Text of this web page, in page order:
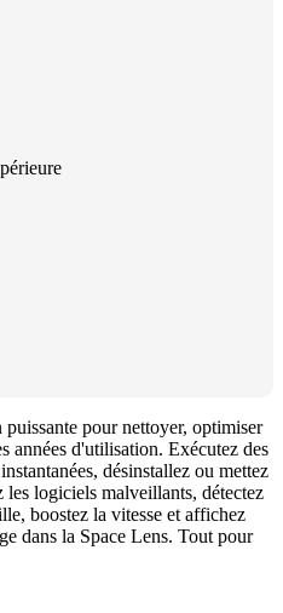
pour nettoyer, optimiser
années d'utilisation. Exécutez des
désinstallez ou mettez
logiciels malveillants, détectez
boostez la vitesse et affichez
dans la Space Lens. Tout pour